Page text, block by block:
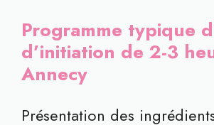
Programme typique
d’initiation de 2-3
Annecy
Présentation des